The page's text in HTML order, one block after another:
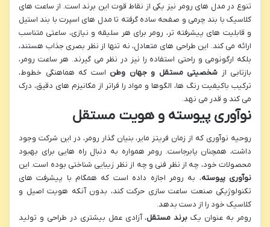
تنوع در مدل های رومر نیز یکی از نقاط قوت این برند است. از ساعت های
کلاسیک با بند چرمی و صفحه ساده گرفته تا مدل های اسپرت با بند استیل
و قابلیت های پیشرفته تر، رومر برای هر سلیقه و نیازی، ساعتی متناسب
ارائه می کند. این طراحی های متعادل، نه تنها از نظر بصری جذاب هستند،
بلکه ارگونومی و راحتی استفاده را نیز در نظر می گیرند. هر ساعت رومر،
بازتابی از شخصیتی مستقل و جهان وطن است که هماهنگی خطوط،
ترکیب باکیفیت رنگ ها، الگوها و مواد را فراتر از مکانیزم های دقیق، درک
می کند و قدر می نهد.
نوآوری پیوسته و هویت مستقل
روحیه نوآوری که از زمان فریتز مایر، بنیان گذار رومر، در این شرکت وجود
داشت، همچنان پابرجاست. رومر همواره به دنبال راه هایی برای بهبود
محصولات خود، چه از نظر فنی و چه از نظر زیبایی شناختی بوده است. این
نوآوری پیوسته، به رومر اجازه داده است که همگام با پیشرفت های
تکنولوژیکی صنعت ساعت سازی حرکت کند، بدون آنکه هویت اصیل و
کلاسیک خود را از دست بدهد.
رومر به عنوان یک برند مستقل، آزادی عمل بیشتری در طراحی و تولید